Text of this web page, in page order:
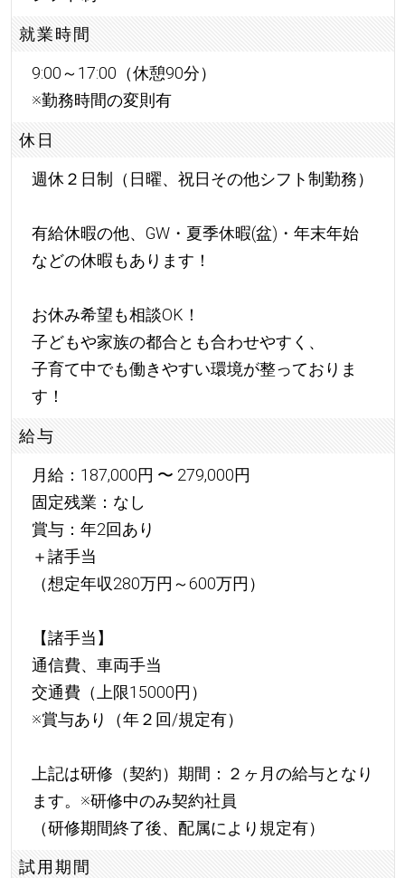
就業時間
9:00～17:00（休憩90分）
※勤務時間の変則有
休日
週休２日制（日曜、祝日その他シフト制勤務）
有給休暇の他、GW・夏季休暇(盆)・年末年始
などの休暇もあります！
お休み希望も相談OK！
子どもや家族の都合とも合わせやすく、
子育て中でも働きやすい環境が整っておりま
す！
給与
月給：187,000円 〜 279,000円
固定残業：なし
賞与：年2回あり
＋諸手当
（想定年収280万円～600万円）
【諸手当】
通信費、車両手当
交通費（上限15000円）
※賞与あり（年２回/規定有）
上記は研修（契約）期間：２ヶ月の給与となり
ます。※研修中のみ契約社員
（研修期間終了後、配属により規定有）
試用期間